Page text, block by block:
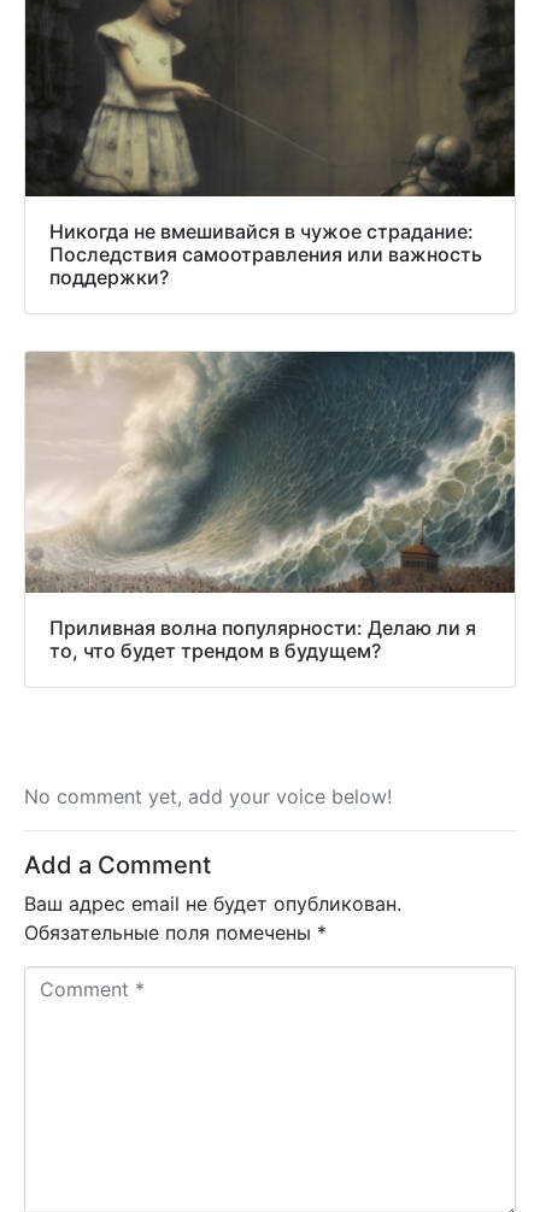
Никогда не вмешивайся в чужое страдание:
Последствия самоотравления или важность
поддержки?
Приливная волна популярности: Делаю ли я
то, что будет трендом в будущем?
No comment yet, add your voice below!
Add a Comment
Ваш адрес email не будет опубликован.
Обязательные поля помечены *